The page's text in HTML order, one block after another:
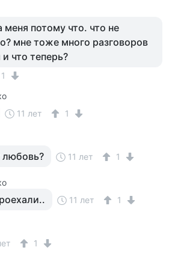
меня потому что. что не
мне тоже много разговоров
и что теперь?
1
11 лет 1
любовь? 11 лет 1
11 лет 1
1